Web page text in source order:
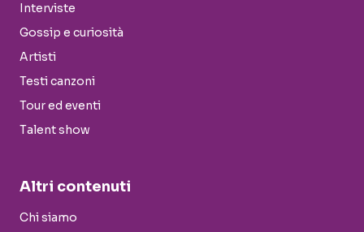
Interviste
Gossip e curiosità
Artisti
Testi canzoni
Tour ed eventi
Talent show
Altri contenuti
Chi siamo